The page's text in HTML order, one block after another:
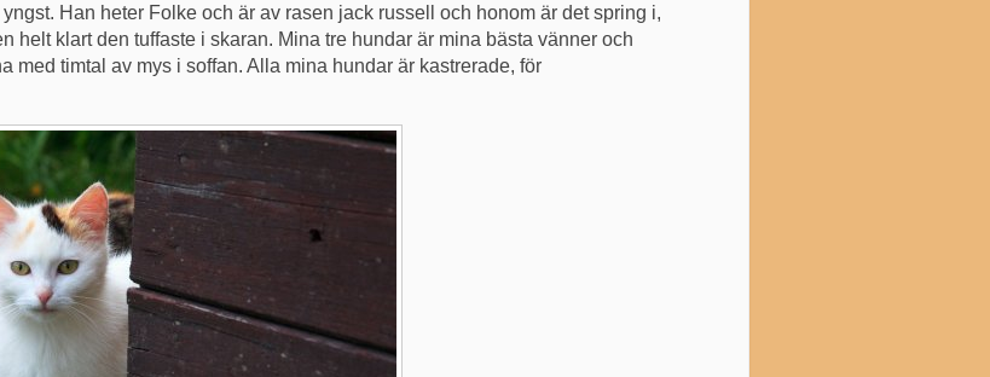
Han heter Folke och är av rasen jack russell och honom är det spring i,
helt klart den tuffaste i skaran. Mina tre hundar är mina bästa vänner och
med timtal av mys i soffan. Alla mina hundar är kastrerade, för